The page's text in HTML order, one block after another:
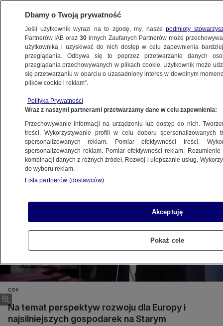
BIZNES
Z KRAJU
13.06.2012, 21:56
Udostępnij
cox
Na temat perspektyw rozwoju dla Europy i
najsilniejszych gospodarek na Starym
Dbamy o Twoją prywatność
Jeśli użytkownik wyrazi na to zgodę, my, naszepodmioty
Partnerów IAB oraz30 innych Zaufanych Partnerów może
użytkownika i uzyskiwać do nich dostęp w celu zapewnienia
przeglądania. Odbywa się to poprzez przetwarzanie danych
przeglądania przechowywanych w plikach cookie. Użytkownik może
się przetwarzaniu w oparciu o uzasadniony interes w dowolnym
plików cookie i reklam”.
Polityka Prywatności
Wraz z naszymi partnerami przetwarzamy dane w celu zapewnienia:
Przechowywanie informacji na urządzeniu lub dostęp do nich.
treści. Wykorzystywanie profili w celu doboru spersonalizowanych
spersonalizowanych reklam. Pomiar efektywności treści.
spersonalizowanych reklam. Pomiar efektywności reklam.
kombinacji danych z różnych źródeł. Rozwój i ulepszanie usług.
do wyboru reklam.
Lista partnerów (dostawców)
Akceptuję
Pokaż cele